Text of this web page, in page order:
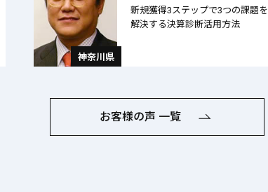
新規獲得3ステップで3つの課題を
解決する決算診断活用方法
神奈川県
お客様の声 一覧